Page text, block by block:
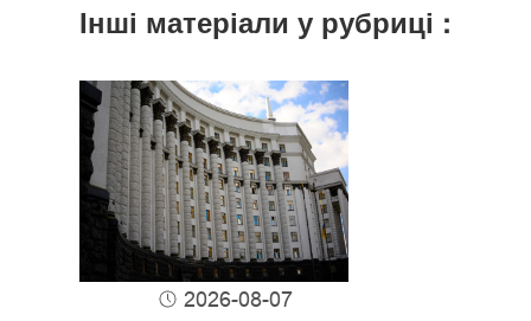
Інші матеріали у рубриці :
2026-08-07